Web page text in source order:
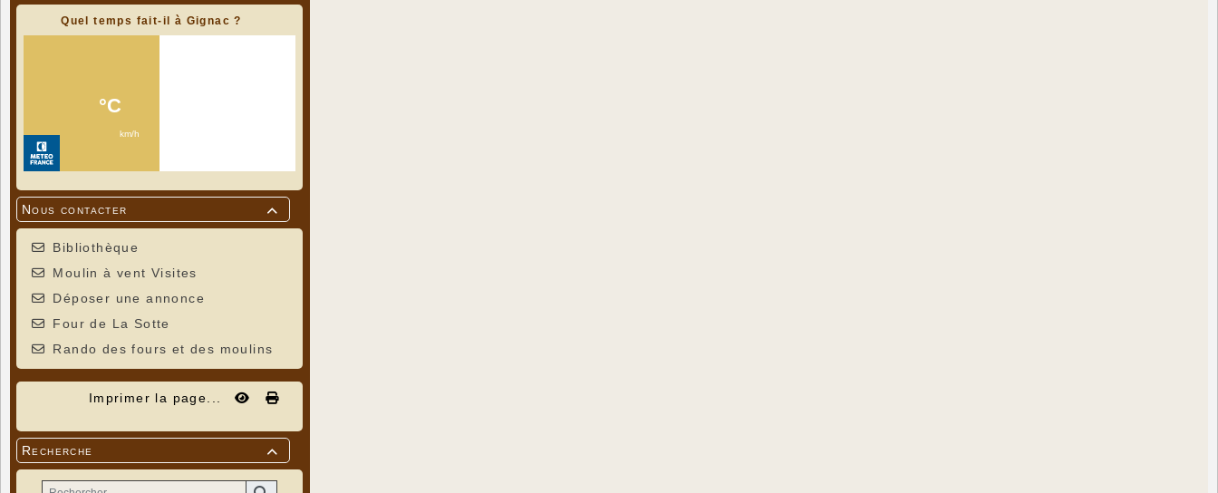
Quel temps fait-il à Gignac ?

Nous contacter
Bibliothèque
Moulin à vent Visites
Déposer une annonce
Four de La Sotte
Rando des fours et des moulins
Imprimer la page...

Recherche